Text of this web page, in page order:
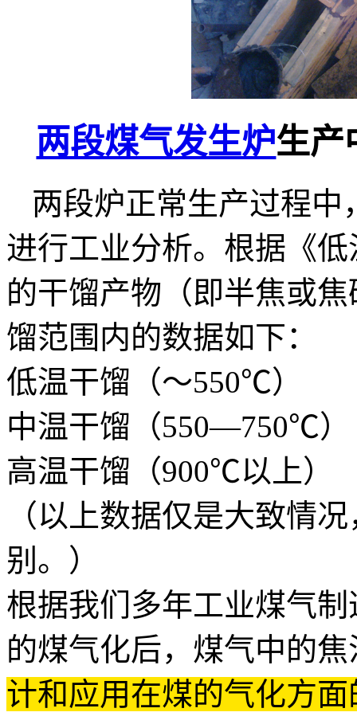
两段煤气发生炉生产
两段炉正常生产过程
进行工业分析。根据《
的干馏产物（即半焦或
馏范围内的数据如下：
低温干馏（～550℃）
中温干馏（550—750℃
高温干馏（900℃以上
（以上数据仅是大致情
别。）
根据我们多年工业煤气
的煤气化后，煤气中的
计和应用在煤的气化方